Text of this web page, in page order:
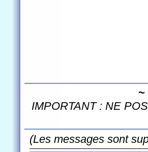
~
IMPORTANT : NE
(Les messages sont